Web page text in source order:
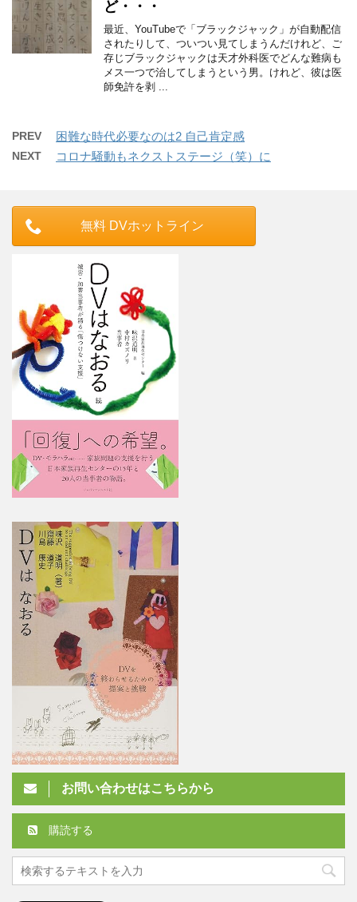
ど・・・
最近、YouTubeで「ブラックジャック」が自動配信
されたりして、ついつい見てしまうんだけれど、ご
存じブラックジャックは天才外科医でどんな難病も
メス一つで治してしまうという男。けれど、彼は医
師免許を剥 ...
PREV 困難な時代必要なのは2 自己肯定感
NEXT コロナ騒動もネクストステージ（笑）に
無料 DVホットライン
お問い合わせはこちらから
購読する